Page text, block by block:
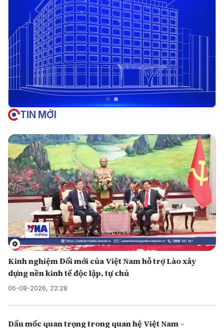
TIN MỚI
Kinh nghiệm Đổi mới của Việt Nam hỗ trợ Lào xây
dựng nền kinh tế độc lập, tự chủ
06-08-2026, 22:28
Dấu mốc quan trọng trong quan hệ Việt Nam –